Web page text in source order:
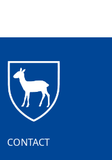
CONTACT